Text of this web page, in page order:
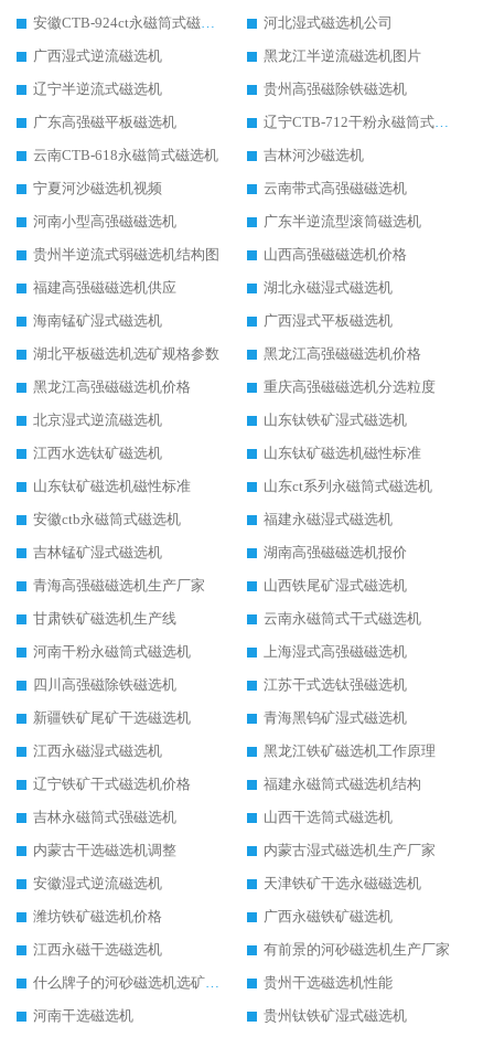
安徽CTB-924ct永磁筒式磁选机
河北湿式磁选机公司
广西湿式逆流磁选机
黑龙江半逆流磁选机图片
辽宁半逆流式磁选机
贵州高强磁除铁磁选机
广东高强磁平板磁选机
辽宁CTB-712干粉永磁筒式磁选机
云南CTB-618永磁筒式磁选机
吉林河沙磁选机
宁夏河沙磁选机视频
云南带式高强磁磁选机
河南小型高强磁磁选机
广东半逆流型滚筒磁选机
贵州半逆流式弱磁选机结构图
山西高强磁磁选机价格
福建高强磁磁选机供应
湖北永磁湿式磁选机
海南锰矿湿式磁选机
广西湿式平板磁选机
湖北平板磁选机选矿规格参数
黑龙江高强磁磁选机价格
黑龙江高强磁磁选机价格
重庆高强磁磁选机分选粒度
北京湿式逆流磁选机
山东钛铁矿湿式磁选机
江西水选钛矿磁选机
山东钛矿磁选机磁性标准
山东钛矿磁选机磁性标准
山东ct系列永磁筒式磁选机
安徽ctb永磁筒式磁选机
福建永磁湿式磁选机
吉林锰矿湿式磁选机
湖南高强磁磁选机报价
青海高强磁磁选机生产厂家
山西铁尾矿湿式磁选机
甘肃铁矿磁选机生产线
云南永磁筒式干式磁选机
河南干粉永磁筒式磁选机
上海湿式高强磁磁选机
四川高强磁除铁磁选机
江苏干式选钛强磁选机
新疆铁矿尾矿干选磁选机
青海黑钨矿湿式磁选机
江西永磁湿式磁选机
黑龙江铁矿磁选机工作原理
辽宁铁矿干式磁选机价格
福建永磁筒式磁选机结构
吉林永磁筒式强磁选机
山西干选筒式磁选机
内蒙古干选磁选机调整
内蒙古湿式磁选机生产厂家
安徽湿式逆流磁选机
天津铁矿干选永磁磁选机
潍坊铁矿磁选机价格
广西永磁铁矿磁选机
江西永磁干选磁选机
有前景的河砂磁选机生产厂家
什么牌子的河砂磁选机选矿效果好
贵州干选磁选机性能
河南干选磁选机
贵州钛铁矿湿式磁选机